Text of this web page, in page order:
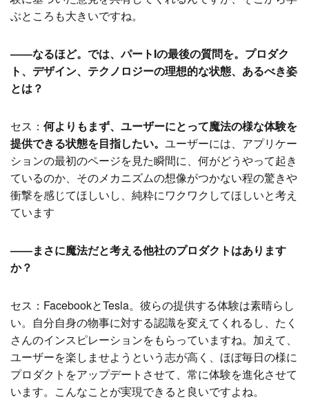
ぶところも大きいですね。
――なるほど。では、パートIの最後の質問を。プロダク
ト、デザイン、テクノロジーの理想的な状態、あるべき姿
とは？
セス： 何よりもまず、ユーザーにとって魔法の様な体験を
提供できる状態を目指したい。 ユーザーには、アプリケー
ションの最初のページを見た瞬間に、何がどうやって起き
ているのか、そのメカニズムの想像がつかない程の驚きや
衝撃を感じてほしいし、純粋にワクワクしてほしいと考え
ています
――まさに魔法だと考える他社のプロダクトはあります
か？
セス：FacebookとTesla。彼らの提供する体験は素晴らし
い。自分自身の物事に対する認識を変えてくれるし、たく
さんのインスピレーションをもらっていますね。加えて、
ユーザーを楽しませようという志が高く、ほぼ毎日の様に
プロダクトをアップデートさせて、常に体験を進化させて
います。こんなことが実現できると良いですよね。